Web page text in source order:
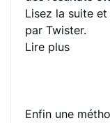
Lisez la suite
par Twister.
Lire plus
Enfin une